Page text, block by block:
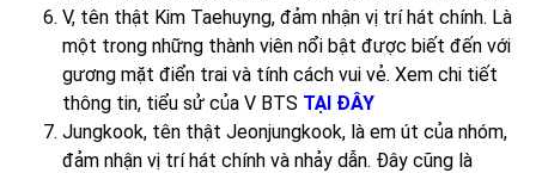
V, tên thật Kim Taehuyng, đảm nhận vị trí hát chính. Là
một trong những thành viên nổi bật được biết đến với
gương mặt điển trai và tính cách vui vẻ. Xem chi tiết
thông tin, tiểu sử của V BTS TẠI ĐÂY
Jungkook, tên thật Jeonjungkook, là em út của nhóm,
đảm nhận vị trí hát chính và nhảy dẫn. Đây cũng là